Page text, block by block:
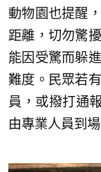
動物園也提醒
距離，切勿驚
能因受驚而躲
難度。民眾若
員，或撥打通
由專業人員到場